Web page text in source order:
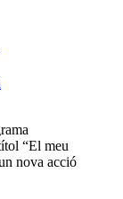
“El meu
nova acció